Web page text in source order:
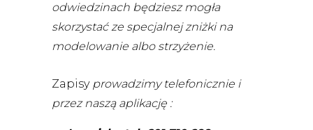
odwiedzinach będziesz mogła
skorzystać ze specjalnej zniżki na
modelowanie albo strzyżenie.
Zapisyprowadzimy telefonicznie i
przez naszą aplikację :